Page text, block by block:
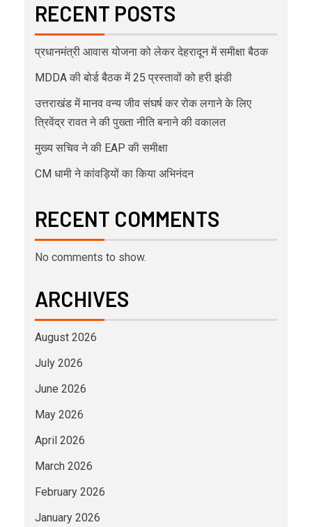
RECENT POSTS
प्रधानमंत्री आवास योजना को लेकर देहरादून में समीक्षा बैठक
MDDA की बोर्ड बैठक में 25 प्रस्तावों को हरी झंडी
उत्तराखंड में मानव वन्य जीव संघर्ष कर रोक लगाने के लिए
त्रिवेंद्र रावत ने की पुख्ता नीति बनाने की वकालत
मुख्य सचिव ने की EAP की समीक्षा
CM धामी ने कांवड़ियों का किया अभिनंदन
RECENT COMMENTS
No comments to show.
ARCHIVES
August 2026
July 2026
June 2026
May 2026
April 2026
March 2026
February 2026
January 2026